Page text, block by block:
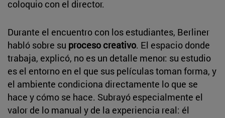
coloquio con el director.
Durante el encuentro con los estudiantes, Berliner
habló sobre su proceso creativo. El espacio donde
trabaja, explicó, no es un detalle menor: su estudio
es el entorno en el que sus películas toman forma, y
el ambiente condiciona directamente lo que se
hace y cómo se hace. Subrayó especialmente el
valor de lo manual y de la experiencia real: él